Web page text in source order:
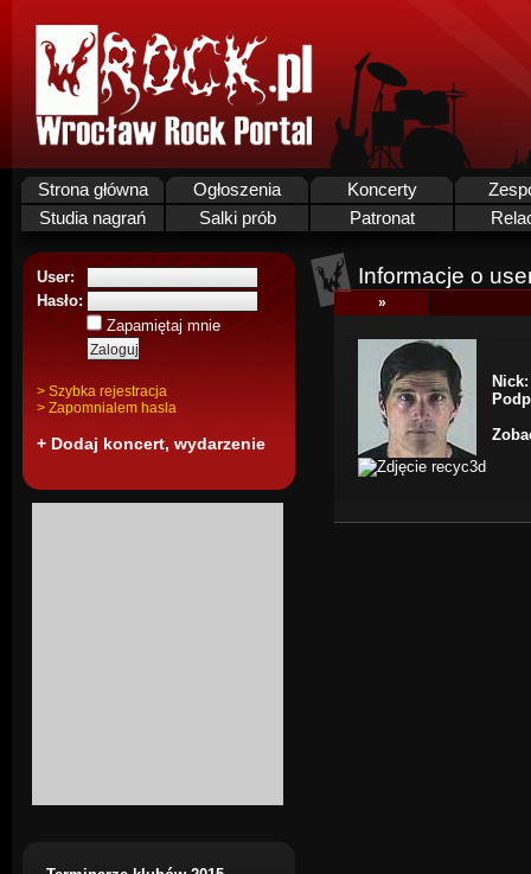
Strona główna Ogłoszenia Koncerty
Studia nagrań
Salki prób Patronat
User:
Hasło:
Zapamiętaj mnie
> Szybka rejestracja
> Zapomnialem hasla
+ Dodaj koncert, wydarzenie
Informacje o
»
Nick: